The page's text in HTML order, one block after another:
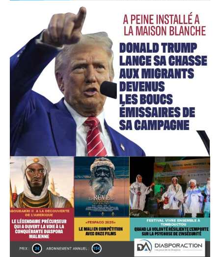
Plans d'abonnement
Accès gratuit
Gratuit /accès limité
Quelques articles
Annonces
Tous les articles
Le magazine
CHOISIR LE FORFAIT